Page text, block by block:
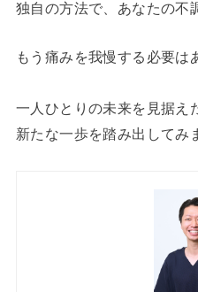
独自の方法で、あなたの不
もう痛みを我慢する必要は
一人ひとりの未来を見据え
新たな一歩を踏み出してみ